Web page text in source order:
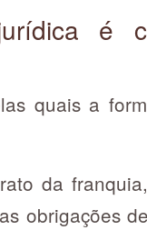
é
quais a
da
obrigações